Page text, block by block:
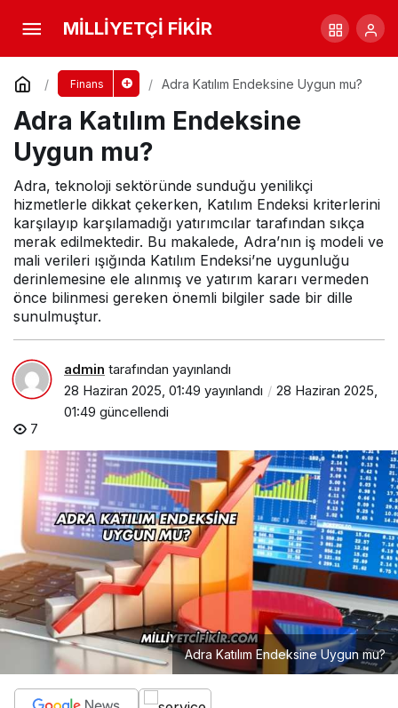
MİLLİYETÇİ FİKİR
Finans Adra Katılım Endeksine Uygun mu?
Adra Katılım Endeksine
Uygun mu?
Adra, teknoloji sektöründe sunduğu yenilikçi
hizmetlerle dikkat çekerken, Katılım Endeksi kriterlerini
karşılayıp karşılamadığı yatırımcılar tarafından sıkça
merak edilmektedir. Bu makalede, Adra’nın iş modeli ve
mali verileri ışığında Katılım Endeksi’ne uygunluğu
derinlemesine ele alınmış ve yatırım kararı vermeden
önce bilinmesi gereken önemli bilgiler sade bir dille
sunulmuştur.
admin tarafından yayınlandı
28 Haziran 2025, 01:49 yayınlandı
28 Haziran 2025,
01:49 güncellendi
7
Adra Katılım Endeksine Uygun mu?
Adra Katılım Endeksine Uygun mu?
Yorum Yap